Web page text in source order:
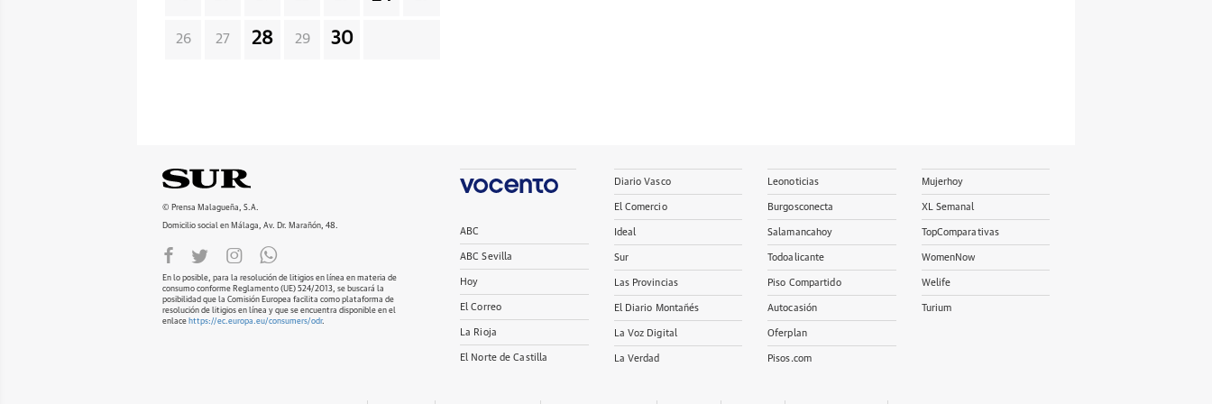
26 27 28 29 30
© Prensa Malagueña, S.A.
Domicilio social en Málaga, Av. Dr. Marañón, 48.
En lo posible, para la resolución de litigios en línea en materia de
consumo conforme Reglamento (UE) 524/2013, se buscará la
posibilidad que la Comisión Europea facilita como plataforma de
resolución de litigios en línea y que se encuentra disponible en el
enlace https://ec.europa.eu/consumers/odr.
ABC
ABC Sevilla
Hoy
El Correo
La Rioja
El Norte de Castilla
Diario Vasco
El Comercio
Ideal
Sur
Las Provincias
El Diario Montañés
La Voz Digital
La Verdad
Leonoticias
Burgosconecta
Salamancahoy
Todoalicante
Piso Compartido
Autocasión
Oferplan
Pisos.com
Mujerhoy
XL Semanal
TopComparativas
WomenNow
Welife
Turium